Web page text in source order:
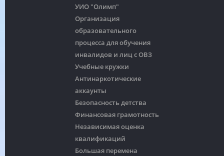
УИО "Олимп"
Организация
образовательного
процесса для обучения
инвалидов и лиц с ОВЗ
Учебные кружки
Антинаркотические
аккаунты
Безопасность детства
Финансовая грамотность
Независимая оценка
квалификаций
Большая перемена